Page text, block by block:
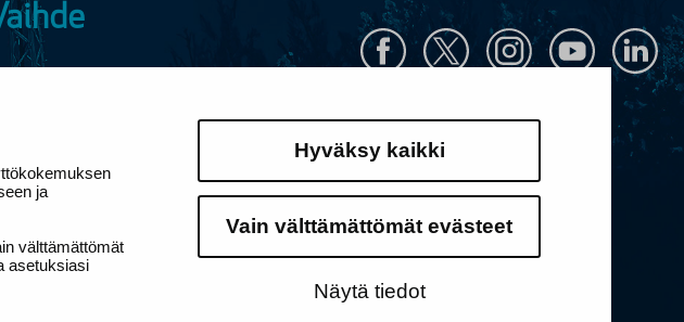
ja
välttämättömät
asetuksiasi
Hyväksy kaikki
Vain välttämättömät evästeet
Näytä tiedot
ja laskutusosoitteet